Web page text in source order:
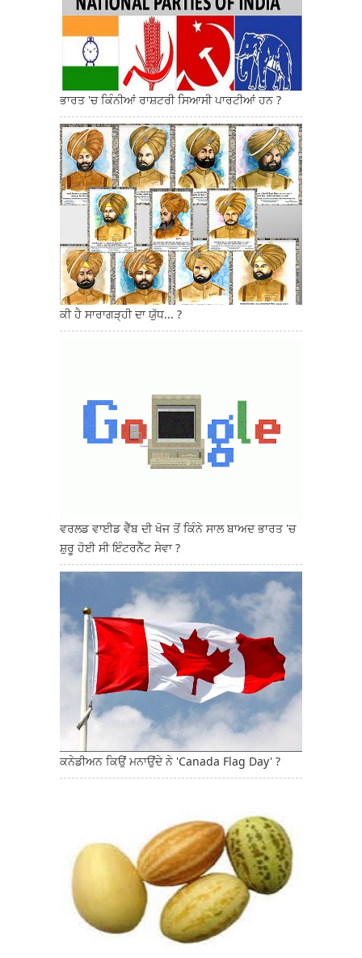
ਭਾਰਤ 'ਚ ਕਿੰਨੀਆਂ ਰਾਸ਼ਟਰੀ ਸਿਆਸੀ ਪਾਰਟੀਆਂ ਹਨ ?
ਕੀ ਹੈ ਸਾਰਾਗੜ੍ਹੀ ਦਾ ਯੁੱਧ... ?
ਵਰਲਡ ਵਾਈਡ ਵੈੱਬ ਦੀ ਖੋਜ ਤੋਂ ਕਿੰਨੇ ਸਾਲ ਬਾਅਦ ਭਾਰਤ 'ਚ
ਸ਼ੁਰੂ ਹੋਈ ਸੀ ਇੰਟਰਨੈੱਟ ਸੇਵਾ ?
ਕਨੇਡੀਅਨ ਕਿਉਂ ਮਨਾਉਂਦੇ ਨੇ 'Canada Flag Day' ?